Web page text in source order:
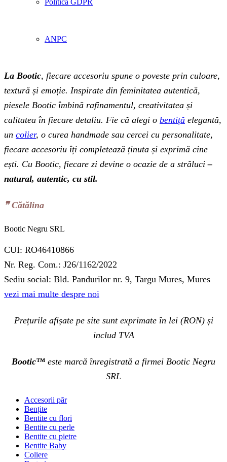
Politică GDPR
ANPC
La Bootic, fiecare accesoriu spune o poveste prin culoare,
textură și emoție. Inspirate din feminitatea autentică,
piesele Bootic îmbină rafinamentul, creativitatea și
calitatea în fiecare detaliu. Fie că alegi o bentiță elegantă,
un colier, o curea handmade sau cercei cu personalitate,
fiecare accesoriu îți completează ținuta și exprimă cine
ești. Cu Bootic, fiecare zi devine o ocazie de a străluci –
natural, autentic, cu stil.
❞‬ Cătălina
Bootic Negru SRL
CUI: RO46410866
Nr. Reg. Com.: J26/1162/2022
Sediu social: Bld. Pandurilor nr. 9, Targu Mures, Mures
vezi mai multe despre noi
Prețurile afișate pe site sunt exprimate în lei (RON) și
includ TVA
Bootic™ este marcă înregistrată a firmei Bootic Negru
SRL
Accesorii păr
Bențite
Bentite cu flori
Bentite cu perle
Bentite cu pietre
Bentite Baby
Coliere